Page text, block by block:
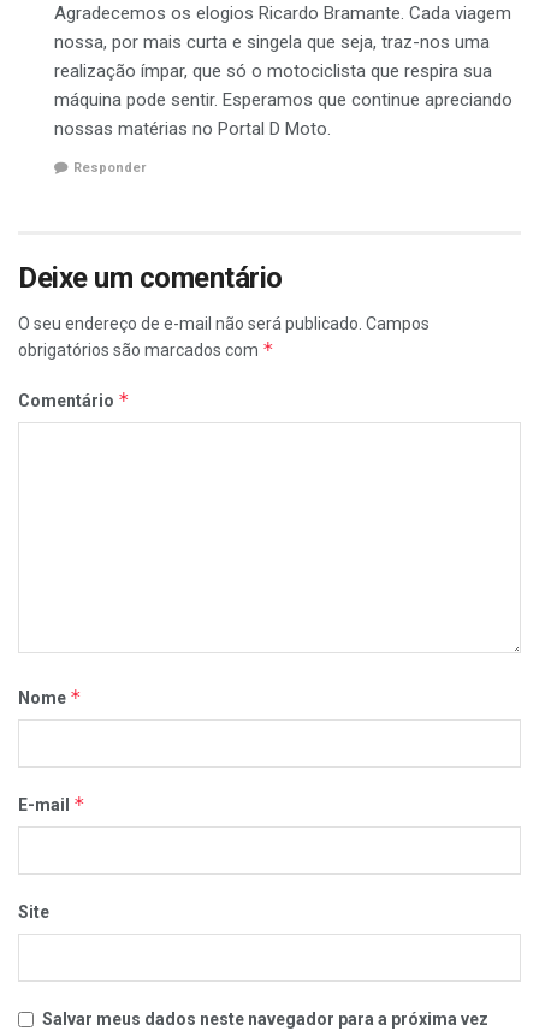
Agradecemos os elogios Ricardo Bramante. Cada viagem
nossa, por mais curta e singela que seja, traz-nos uma
realização ímpar, que só o motociclista que respira sua
máquina pode sentir. Esperamos que continue apreciando
nossas matérias no Portal D Moto.
Responder
Deixe um comentário
O seu endereço de e-mail não será publicado. Campos
obrigatórios são marcados com *
Comentário *
Nome *
E-mail *
Site
Salvar meus dados neste navegador para a próxima vez